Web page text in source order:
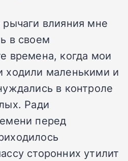
влияния мне
в своем
времена, когда мои
ходили маленькими и
в контроле
Ради
перед
сторонних утилит